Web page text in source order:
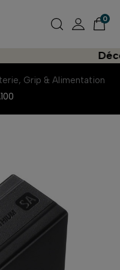
0
Grip & Alimentation